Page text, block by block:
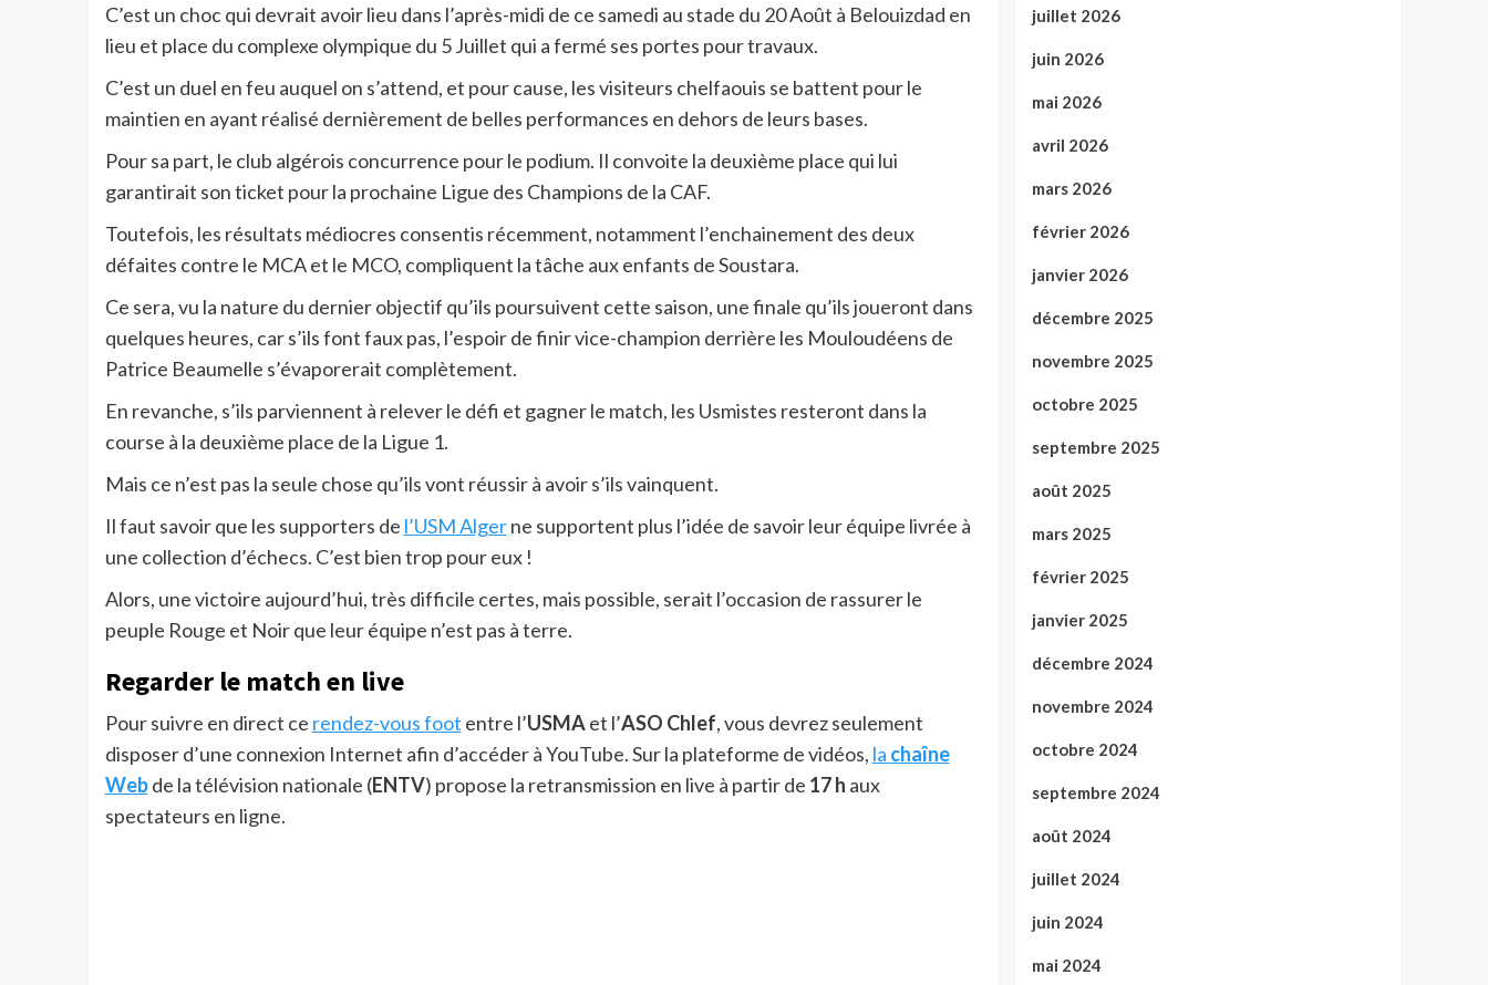
C’est un choc qui devrait avoir lieu dans l’après-midi de ce samedi au stade du 20 Août à Belouizdad en
lieu et place du complexe olympique du 5 Juillet qui a fermé ses portes pour travaux.
C’est un duel en feu auquel on s’attend, et pour cause, les visiteurs chelfaouis se battent pour le
maintien en ayant réalisé dernièrement de belles performances en dehors de leurs bases.
Pour sa part, le club algérois concurrence pour le podium. Il convoite la deuxième place qui lui
garantirait son ticket pour la prochaine Ligue des Champions de la CAF.
Toutefois, les résultats médiocres consentis récemment, notamment l’enchainement des deux
défaites contre le MCA et le MCO, compliquent la tâche aux enfants de Soustara.
Ce sera, vu la nature du dernier objectif qu’ils poursuivent cette saison, une finale qu’ils joueront dans
quelques heures, car s’ils font faux pas, l’espoir de finir vice-champion derrière les Mouloudéens de
Patrice Beaumelle s’évaporerait complètement.
En revanche, s’ils parviennent à relever le défi et gagner le match, les Usmistes resteront dans la
course à la deuxième place de la Ligue 1.
Mais ce n’est pas la seule chose qu’ils vont réussir à avoir s’ils vainquent.
Il faut savoir que les supporters de l’USM Algerne supportent plus l’idée de savoir leur équipe livrée à
une collection d’échecs. C’est bien trop pour eux !
Alors, une victoire aujourd’hui, très difficile certes, mais possible, serait l’occasion de rassurer le
peuple Rouge et Noir que leur équipe n’est pas à terre.
Regarder le match en live
Pour suivre en direct ce rendez-vous foot entre l’USMAet l’ASO Chlef, vous devrez seulement
disposer d’une connexion Internet afin d’accéder à YouTube. Sur la plateforme de vidéos, la chaîne
Webde la télévision nationale (ENTV) propose la retransmission en live à partir de 17 h aux
spectateurs en ligne.
juillet 2026
juin 2026
mai 2026
avril 2026
mars 2026
février 2026
janvier 2026
décembre 2025
novembre 2025
octobre 2025
septembre 2025
août 2025
mars 2025
février 2025
janvier 2025
décembre 2024
novembre 2024
octobre 2024
septembre 2024
août 2024
juillet 2024
juin 2024
mai 2024